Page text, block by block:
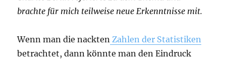
brachte für mich teilweise neue Erkenntnisse mit.
Wenn man die nackten Zahlen der Statistiken
betrachtet, dann könnte man den Eindruck